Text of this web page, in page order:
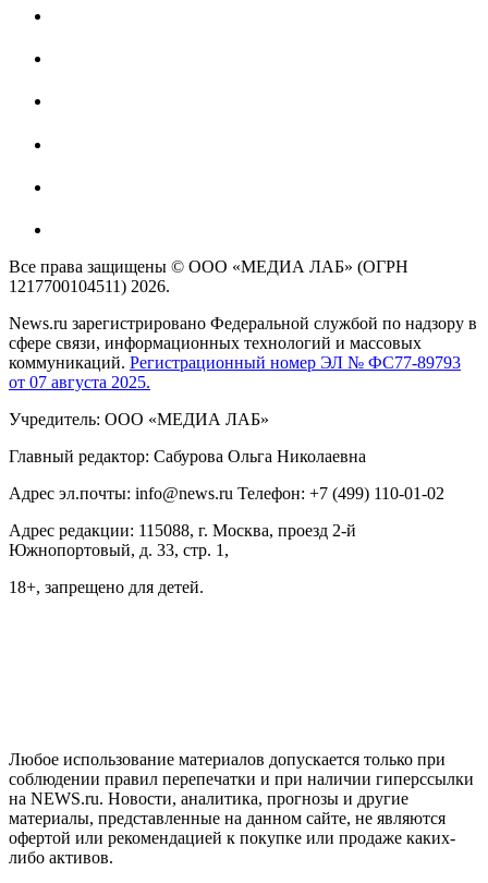
Все права защищены © ООО «МЕДИА ЛАБ» (ОГРН
1217700104511) 2026.
News.ru зарегистрировано Федеральной службой по надзору в
сфере связи, информационных технологий и массовых
коммуникаций. Регистрационный номер ЭЛ № ФС77-89793
от 07 августа 2025.
Учредитель: ООО «МЕДИА ЛАБ»
Главный редактор: Сабурова Ольга Николаевна
Адрес эл.почты: info@news.ru Телефон: +7 (499) 110-01-02
Адрес редакции: 115088, г. Москва, проезд 2-й
Южнопортовый, д. 33, стр. 1,
18+, запрещено для детей.
Любое использование материалов допускается только при
соблюдении правил перепечатки и при наличии гиперссылки
на NEWS.ru. Новости, аналитика, прогнозы и другие
материалы, представленные на данном сайте, не являются
офертой или рекомендацией к покупке или продаже каких-
либо активов.